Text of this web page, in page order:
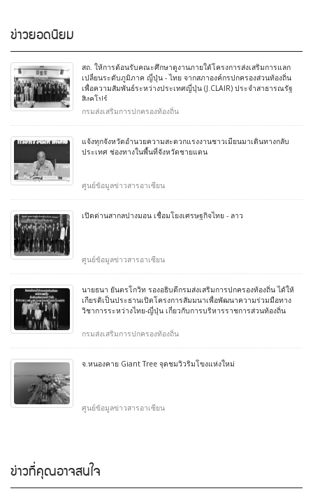
ข่าวยอดนิยม
สถ. ให้การต้อนรับคณะศึกษาดูงานภายใต้โครงการส่งเสริมการแลก
เปลี่ยนระดับภูมิภาค ญี่ปุ่น - ไทย จากสภาองค์กรปกครองส่วนท้องถิ่น
เพื่อความสัมพันธ์ระหว่างประเทศญี่ปุ่น (J.CLAIR) ประจำสาธารณรัฐ
สิงคโปร์
กรมส่งเสริมการปกครองท้องถิ่น
แจ้งทุกจังหวัดอำนวยความสะดวกแรงงานชาวเมียนมาเดินทางกลับ
ประเทศ ช่องทางในพื้นที่จังหวัดชายแดน
ศูนย์ข้อมูลข่าวสารอาเซียน
เปิดด่านสากลปางมอน เชื่อมโยงเศรษฐกิจไทย - ลาว
ศูนย์ข้อมูลข่าวสารอาเซียน
นายธนา ยันตรโกวิท รองอธิบดีกรมส่งเสริมการปกครองท้องถิ่น ได้ให้
เกียรติเป็นประธานเปิดโครงการสัมมนาเพื่อพัฒนาความร่วมมือทาง
วิชาการระหว่างไทย-ญี่ปุ่น เกี่ยวกับการบริหารราชการส่วนท้องถิ่น
กรมส่งเสริมการปกครองท้องถิ่น
จ.หนองคาย Giant Tree จุดชมวิวริมโขงแห่งใหม่
ศูนย์ข้อมูลข่าวสารอาเซียน
ข่าวที่คุณอาจสนใจ